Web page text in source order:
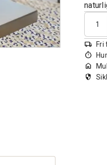
Antal
local_shipping Fri
timer
home
security